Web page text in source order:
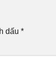
dấu *